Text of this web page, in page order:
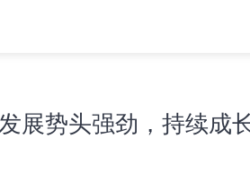
展势头强劲，持续成